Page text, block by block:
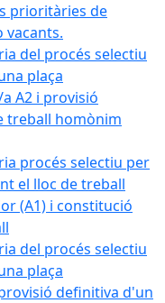
prioritàries de
del procés selectiu
plaça
A2 i provisió
treball homònim
procés selectiu per
el lloc de treball
(A1) i constitució
del procés selectiu
plaça
definitiva d'un